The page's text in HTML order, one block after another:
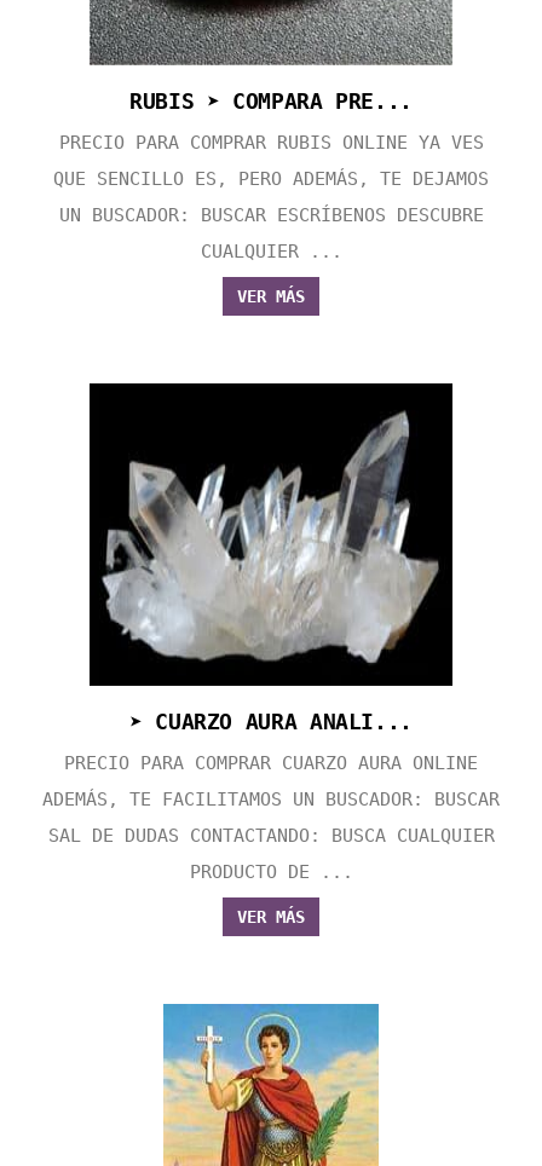
RUBIS ➤ COMPARA PRE...
PRECIO PARA COMPRAR RUBIS ONLINE YA VES
QUE SENCILLO ES, PERO ADEMÁS, TE DEJAMOS
UN BUSCADOR: BUSCAR ESCRÍBENOS DESCUBRE
CUALQUIER ...
VER MÁS
➤ CUARZO AURA ANALI...
PRECIO PARA COMPRAR CUARZO AURA ONLINE
ADEMÁS, TE FACILITAMOS UN BUSCADOR: BUSCAR
SAL DE DUDAS CONTACTANDO: BUSCA CUALQUIER
PRODUCTO DE ...
VER MÁS